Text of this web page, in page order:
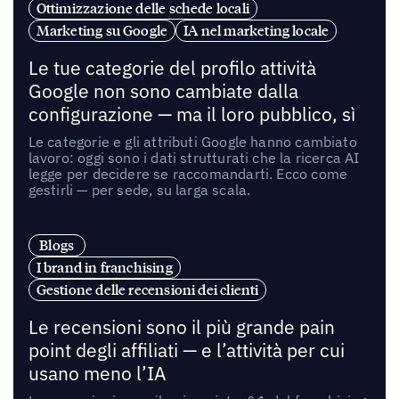
Ottimizzazione delle schede locali
Marketing su Google
IA nel marketing locale
Le tue categorie del profilo attività
Google non sono cambiate dalla
configurazione — ma il loro pubblico, sì
Le categorie e gli attributi Google hanno cambiato
lavoro: oggi sono i dati strutturati che la ricerca AI
legge per decidere se raccomandarti. Ecco come
gestirli — per sede, su larga scala.
Blogs
I brand in franchising
Gestione delle recensioni dei clienti
Le recensioni sono il più grande pain
point degli affiliati — e l’attività per cui
usano meno l’IA